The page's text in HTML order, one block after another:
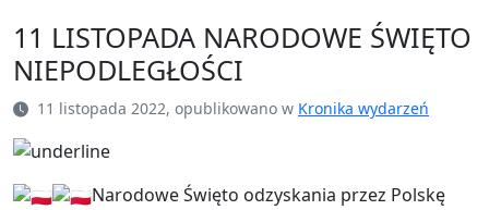
11 LISTOPADA NARODOWE ŚWIĘTO
NIEPODLEGŁOŚCI
11 listopada 2022, opublikowano w Kronika wydarzeń
Narodowe Święto odzyskania przez Polskę